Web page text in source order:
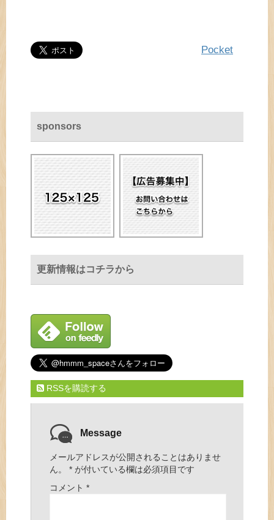
Pocket
sponsors
更新情報はコチラから
RSSを購読する
Message
メールアドレスが公開されることはありませ
ん。
* が付いている欄は必須項目です
コメント *